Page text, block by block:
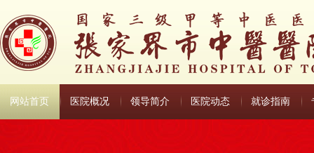
网站首页 医院概况 领导简介 医院动态 就诊指南